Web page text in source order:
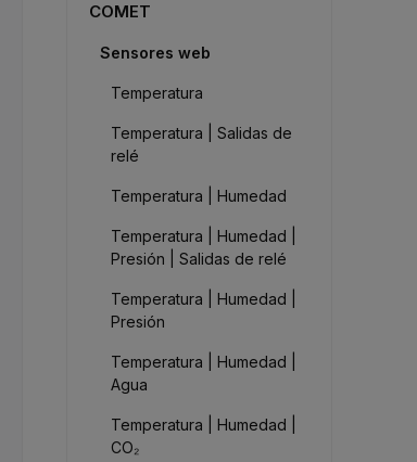
COMET
Sensores web
Temperatura
Temperatura | Salidas de
relé
Temperatura | Humedad
Temperatura | Humedad |
Presión | Salidas de relé
Temperatura | Humedad |
Presión
Temperatura | Humedad |
Agua
Temperatura | Humedad |
CO₂